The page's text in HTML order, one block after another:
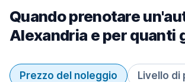
Quando prenotare
Alexandria e per quanti
Prezzo del noleggio Livello di